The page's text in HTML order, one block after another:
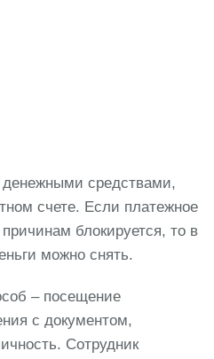
средствами,
счете. Если платежное
блокируется, то в
можно снять.
– посещение
с документом,
Сотрудник